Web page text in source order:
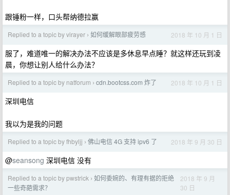
跟锤粉一样，口头帮纳德拉赢
Replied to a topic by virayer › 如何缓解眼部疲劳感 2018 年 10 月 1 日
服了，难道唯一的解决办法不应该是多休息早点睡？就这样还玩到凌
晨，你想让别人给什么办法？
Replied to a topic by natforum › cdn.bootcss.com 炸了 2018 年 10 月 1 日
深圳电信
我以为是我的问题
Replied to a topic by fhbyljj › 佛山电信 4G 支持 ipv6 了 2018 年 9 月 30 日
@seansong 深圳电信 没有
Replied to a topic by pwstrick › 如何委婉的、有理有据的拒绝
一些奇葩需求？
2018 年 9 月
30 日